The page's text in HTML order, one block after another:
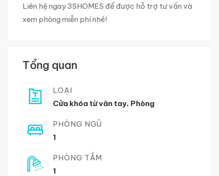
Liên hệ ngay 3SHOMES để được hỗ trợ tư vấn và
xem phòng miễn phí nhé!
Tổng quan
LOẠI
Cửa khóa từ vân tay, Phòng
PHÒNG NGỦ
1
PHÒNG TẮM
1